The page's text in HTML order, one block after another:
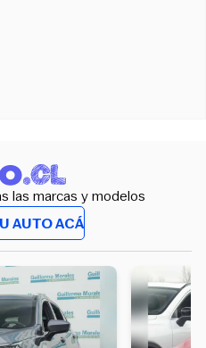
las marcas y modelos
AUTO ACÁ